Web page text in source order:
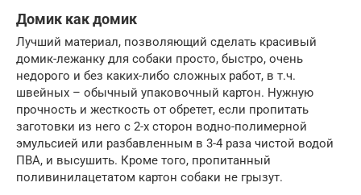
Домик как домик
Лучший материал, позволяющий сделать красивый
домик-лежанку для собаки просто, быстро, очень
недорого и без каких-либо сложных работ, в т.ч.
швейных – обычный упаковочный картон. Нужную
прочность и жесткость от обретет, если пропитать
заготовки из него с 2-х сторон водно-полимерной
эмульсией или разбавленным в 3-4 раза чистой водой
ПВА, и высушить. Кроме того, пропитанный
поливинилацетатом картон собаки не грызут.